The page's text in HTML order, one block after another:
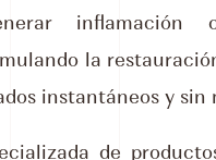
inflamación
la
instantáneos y sin
de